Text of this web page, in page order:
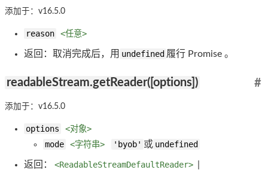
添加于：v16.5.0
reason <任意>
返回：取消完成后，用 undefined 履行 Promise 。
readableStream.getReader([options]) #
添加于：v16.5.0
options
<对象>
mode
<字符串> 'byob' 或 undefined
返回： <ReadableStreamDefaultReader>